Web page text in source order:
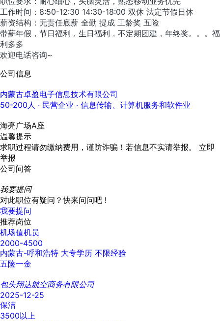
工作时间：8:50-12:30 14:30-18:00 双休 法定节假日休
薪资结构：无责任底薪 全勤 提成 工龄奖 五险
带薪年假，节日福利，生日福利，不定期团建，年终奖。。。福
利多多
欢迎电话咨询~
公司信息
内蒙古卓盈电子信息技术有限公司
50-200人 · 民营企业 · 信息传输、计算机服务和软件业
海亮广场A座
温馨提示
求职过程请勿缴纳费用，谨防诈骗！若信息不实请举报。 立即
举报
公司问答
我要提问
对此职位有疑问？快来问问吧 !
我要提问
推荐岗位
机场值机员
2000-4500
内蒙古-呼和浩特 大专学历 不限经验
五险一金
包头翔达航空商务有限公司
2025-12-25
保洁
3500以上